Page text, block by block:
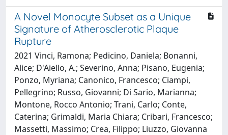
A Novel Monocyte Subset as a Unique
Signature of Atherosclerotic Plaque
Rupture
2021 Vinci, Ramona; Pedicino, Daniela; Bonanni,
Alice; D'Aiello, A.; Severino, Anna; Pisano, Eugenia;
Ponzo, Myriana; Canonico, Francesco; Ciampi,
Pellegrino; Russo, Giovanni; Di Sario, Marianna;
Montone, Rocco Antonio; Trani, Carlo; Conte,
Caterina; Grimaldi, Maria Chiara; Cribari, Francesco;
Massetti, Massimo; Crea, Filippo; Liuzzo, Giovanna